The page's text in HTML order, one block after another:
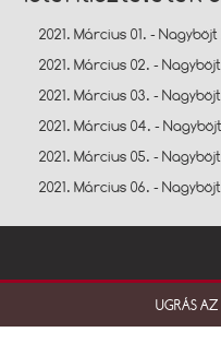
2021. Március 01. -
2021. Március 02. -
2021. Március 03. -
2021. Március 04. -
2021. Március 05. -
2021. Március 06. -
UGRÁS